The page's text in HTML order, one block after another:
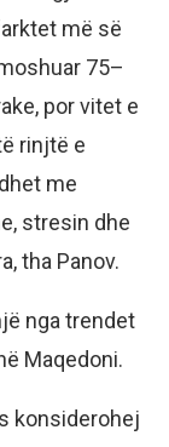
më së
75–
por vitet e
rinjtë e
me
stresin dhe
tha Panov.
nga trendet
Maqedoni.
konsiderohej